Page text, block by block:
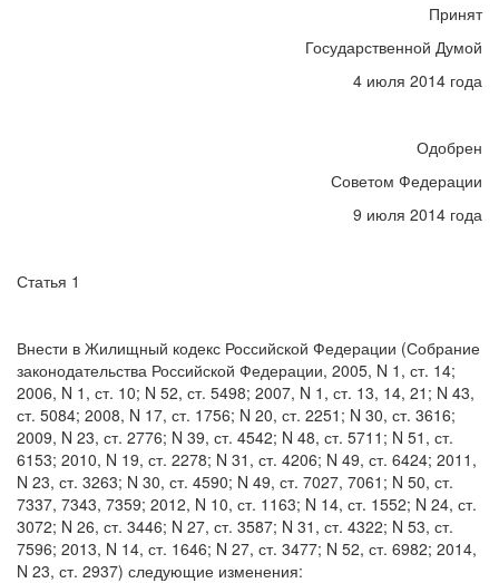
Принят
Государственной Думой
4 июля 2014 года
Одобрен
Советом Федерации
9 июля 2014 года
Статья 1
Внести в Жилищный кодекс Российской Федерации (Собрание
законодательства Российской Федерации, 2005, N 1, ст. 14;
2006, N 1, ст. 10; N 52, ст. 5498; 2007, N 1, ст. 13, 14, 21; N 43,
ст. 5084; 2008, N 17, ст. 1756; N 20, ст. 2251; N 30, ст. 3616;
2009, N 23, ст. 2776; N 39, ст. 4542; N 48, ст. 5711; N 51, ст.
6153; 2010, N 19, ст. 2278; N 31, ст. 4206; N 49, ст. 6424; 2011,
N 23, ст. 3263; N 30, ст. 4590; N 49, ст. 7027, 7061; N 50, ст.
7337, 7343, 7359; 2012, N 10, ст. 1163; N 14, ст. 1552; N 24, ст.
3072; N 26, ст. 3446; N 27, ст. 3587; N 31, ст. 4322; N 53, ст.
7596; 2013, N 14, ст. 1646; N 27, ст. 3477; N 52, ст. 6982; 2014,
N 23, ст. 2937) следующие изменения: